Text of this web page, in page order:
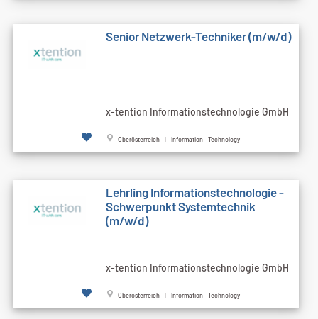
Senior Netzwerk-Techniker (m/w/d)
x-tention Informationstechnologie GmbH
Oberösterreich | Information Technology
Lehrling Informationstechnologie -
Schwerpunkt Systemtechnik
(m/w/d)
x-tention Informationstechnologie GmbH
Oberösterreich | Information Technology